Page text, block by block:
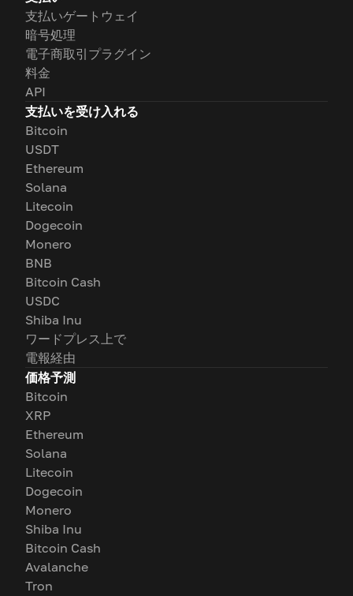
支払いゲートウェイ
暗号処理
電子商取引プラグイン
料金
API
支払いを受け入れる
Bitcoin
USDT
Ethereum
Solana
Litecoin
Dogecoin
Monero
BNB
Bitcoin Cash
USDC
Shiba Inu
ワードプレス上で
電報経由
価格予測
Bitcoin
XRP
Ethereum
Solana
Litecoin
Dogecoin
Monero
Shiba Inu
Bitcoin Cash
Avalanche
Tron